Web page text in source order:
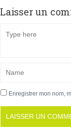
Laisser un
Enregistrer mon nom,